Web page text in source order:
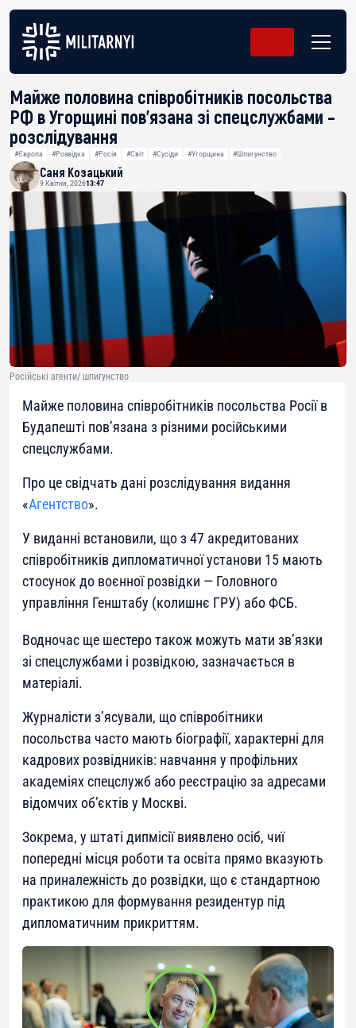
Майже половина співробітників посольства
РФ в Угорщині пов’язана зі спецслужбами –
розслідування
#Європа #Розвідка #Росія #Світ #Сусіди #Угорщина #Шпигунство
Саня Козацький
9 Квітня, 202613:47
Російські агенти/ шпигунство
Майже половина співробітників посольства Росії в
Будапешті пов’язана з різними російськими
спецслужбами.
Про це свідчать дані розслідування видання
«Агентство».
У виданні встановили, що з 47 акредитованих
співробітників дипломатичної установи 15 мають
стосунок до воєнної розвідки — Головного
управління Генштабу (колишнє ГРУ) або ФСБ.
Водночас ще шестеро також можуть мати зв’язки
зі спецслужбами і розвідкою, зазначається в
матеріалі.
Журналісти з’ясували, що співробітники
посольства часто мають біографії, характерні для
кадрових розвідників: навчання у профільних
академіях спецслужб або реєстрацію за адресами
відомчих об’єктів у Москві.
Зокрема, у штаті дипмісії виявлено осіб, чиї
попередні місця роботи та освіта прямо вказують
на приналежність до розвідки, що є стандартною
практикою для формування резидентур під
дипломатичним прикриттям.